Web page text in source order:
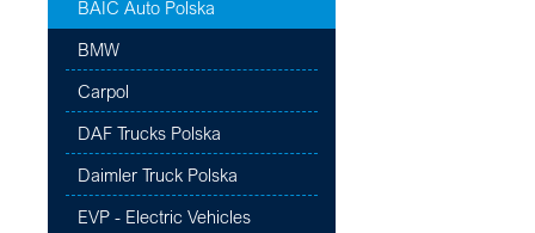
BAIC Auto Polska
BMW
Carpol
DAF Trucks Polska
Daimler Truck Polska
EVP - Electric Vehicles